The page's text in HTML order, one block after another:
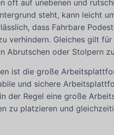
oft auf unebenen und
steht, kann leicht
dass Fahrbare
verhindern. Gleiches gilt
Abrutschen oder Stolpern
ist die große
und sichere
der Regel eine große
zu platzieren und